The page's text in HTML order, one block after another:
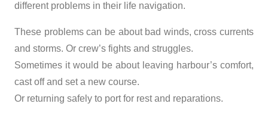
different problems in their life navigation.
These problems can be about bad winds, cross currents
and storms. Or crew’s fights and struggles.
Sometimes it would be about leaving harbour’s comfort,
cast off and set a new course.
Or returning safely to port for rest and reparations.